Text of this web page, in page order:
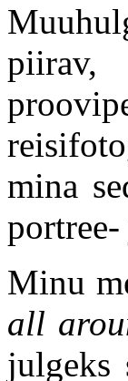
piirav,
mina
Minu
all
julgeks